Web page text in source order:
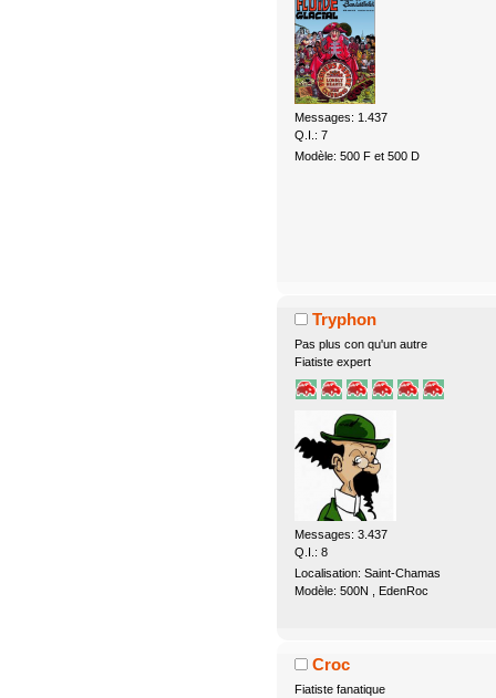
Messages: 1.437
Q.I.: 7
Modèle: 500 F et 500 D
Tryphon
Pas plus con qu'un autre
Fiatiste expert
Messages: 3.437
Q.I.: 8
Localisation: Saint-Chamas
Modèle: 500N , EdenRoc
Croc
Fiatiste fanatique